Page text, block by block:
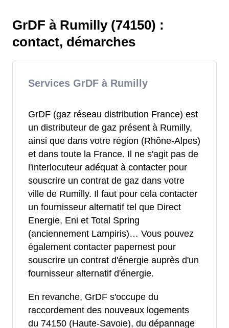
GrDF à Rumilly (74150) :
contact, démarches
Services GrDF à Rumilly
GrDF (gaz réseau distribution France) est
un distributeur de gaz présent à Rumilly,
ainsi que dans votre région (Rhône-Alpes)
et dans toute la France. Il ne s'agit pas de
l'interlocuteur adéquat à contacter pour
souscrire un contrat de gaz dans votre
ville de Rumilly. Il faut pour cela contacter
un fournisseur alternatif tel que Direct
Energie, Eni et Total Spring
(anciennement Lampiris)… Vous pouvez
également contacter papernest pour
souscrire un contrat d'énergie auprès d'un
fournisseur alternatif d'énergie.
En revanche, GrDF s'occupe du
raccordement des nouveaux logements
du 74150 (Haute-Savoie), du dépannage